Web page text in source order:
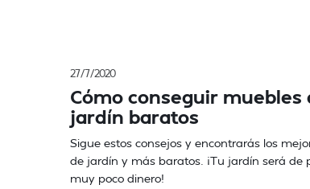
27/7/2020
Cómo conseguir muebles
jardín baratos
Sigue estos consejos y encontrarás los
de jardín y más baratos. ¡Tu jardín será de
muy poco dinero!